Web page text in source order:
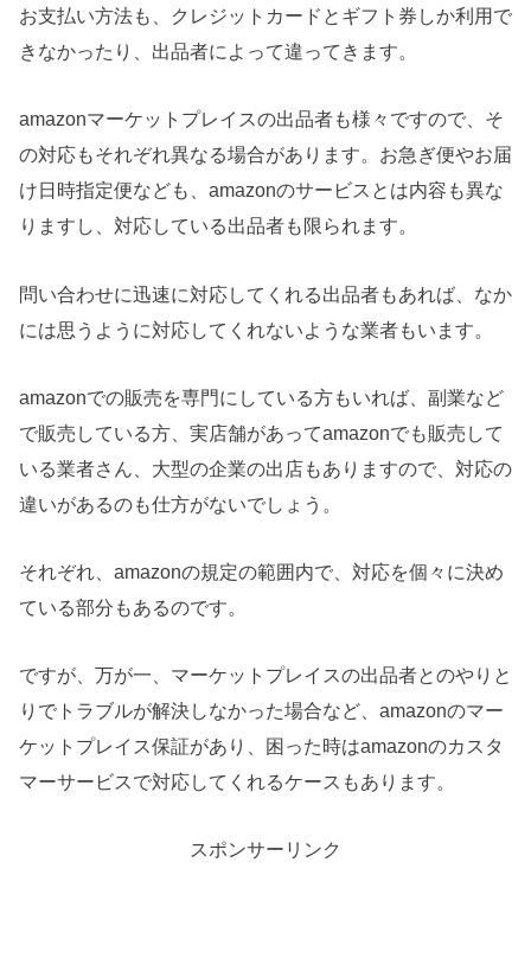
お支払い方法も、クレジットカードとギフト券しか利用で
きなかったり、出品者によって違ってきます。
amazonマーケットプレイスの出品者も様々ですので、そ
の対応もそれぞれ異なる場合があります。お急ぎ便やお届
け日時指定便なども、amazonのサービスとは内容も異な
りますし、対応している出品者も限られます。
問い合わせに迅速に対応してくれる出品者もあれば、なか
には思うように対応してくれないような業者もいます。
amazonでの販売を専門にしている方もいれば、副業など
で販売している方、実店舗があってamazonでも販売して
いる業者さん、大型の企業の出店もありますので、対応の
違いがあるのも仕方がないでしょう。
それぞれ、amazonの規定の範囲内で、対応を個々に決め
ている部分もあるのです。
ですが、万が一、マーケットプレイスの出品者とのやりと
りでトラブルが解決しなかった場合など、amazonのマー
ケットプレイス保証があり、困った時はamazonのカスタ
マーサービスで対応してくれるケースもあります。
スポンサーリンク